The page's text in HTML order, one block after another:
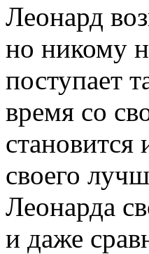
Леонард
но никому
поступает
время со
своего
Леонарда
и даже